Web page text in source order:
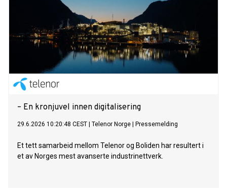
– En kronjuvel innen digitalisering
29.6.2026 10:20:48 CEST Telenor Norge Pressemelding
Et tett samarbeid mellom Telenor og Boliden har resultert i
et av Norges mest avanserte industrinettverk.